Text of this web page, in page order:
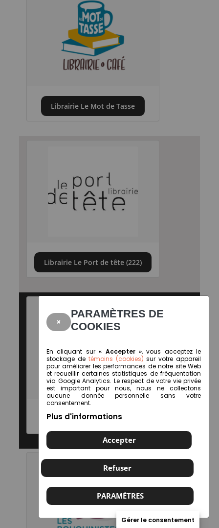
Librairie Le Mot de Tasse
Librairie Le Port de tête (222)
Librairie Le Renard perché
×
PARAMÈTRES DE
COOKIES
En cliquant sur« Accepter », vous acceptez le
stockage de témoins (cookies) sur votre appareil
pour améliorer les performances de notre site Web
et recueillir certaines statistiques de fréquentation
via Google Analytics. Le respect de votre vie privée
est important pour nous, nous ne collectons
aucune donnée personnelle sans votre
consentement.
Plus d'informations
Accepter
Refuser
PARAMÈTRES
Gérer le consentement